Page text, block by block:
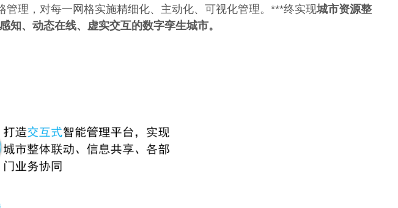
理，对每一网格实施精细化、主动化、可视化管理。***终实现城市资源整
、动态在线、虚实交互的数字孪生城市。